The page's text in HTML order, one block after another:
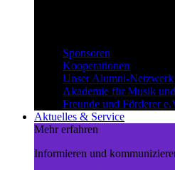
Sponsoren
Kooperationen
Unser Alumni-Netzwerk
Akademie für Musik
Freunde und Förderer
Aktuelles & Service
Mehr erfahren
Informieren und